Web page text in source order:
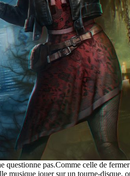
questionne pas.Comme celle de
musique jouer sur un tourne-disque,